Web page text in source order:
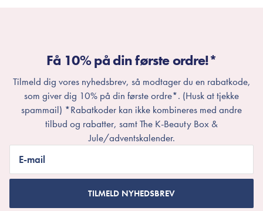
Få 10% på din første ordre!*
Tilmeld dig vores nyhedsbrev, så modtager du en rabatkode,
som giver dig 10% på din første ordre*. (Husk at tjekke
spammail) *Rabatkoder kan ikke kombineres med andre
tilbud og rabatter, samt The K-Beauty Box &
Jule/adventskalender.
E-mail
TILMELD NYHEDSBREV